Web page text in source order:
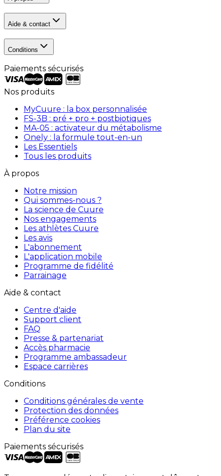
Aide & contact
Conditions
Paiements sécurisés
Nos produits
MyCuure : la box personnalisée
FS-3B : pré + pro + postbiotiques
MA-05 : activateur du métabolisme
Onely : la formule tout-en-un
Les Essentiels
Tous les produits
À propos
Notre mission
Qui sommes-nous ?
La science de Cuure
Nos engagements
Les athlètes Cuure
Les avis
L'abonnement
L'application mobile
Programme de fidélité
Parrainage
Aide & contact
Centre d'aide
Support client
FAQ
Presse & partenariat
Accès pharmacie
Programme ambassadeur
Espace carrières
Conditions
Conditions générales de vente
Protection des données
Préférence cookies
Plan du site
Paiements sécurisés